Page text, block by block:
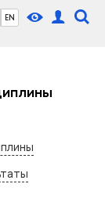
EN